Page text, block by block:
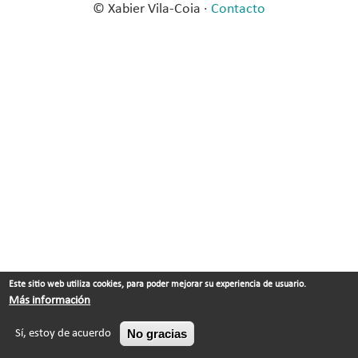
© Xabier Vila-Coia · Contacto
Este sitio web utiliza cookies, para poder mejorar su experiencia de usuario.
Más información
Sí, estoy de acuerdo No gracias